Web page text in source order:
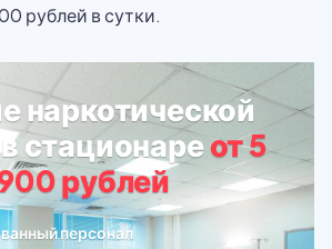
рублей в сутки.
наркотической
стационареот 5
рублей
персонал